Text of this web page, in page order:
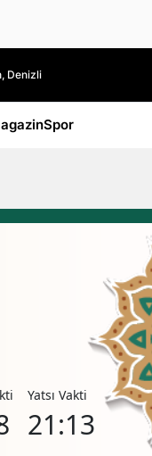
Denizli
Spor
Yatsı Vakti
21:13